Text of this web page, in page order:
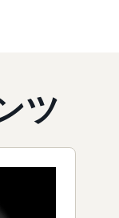
ツ